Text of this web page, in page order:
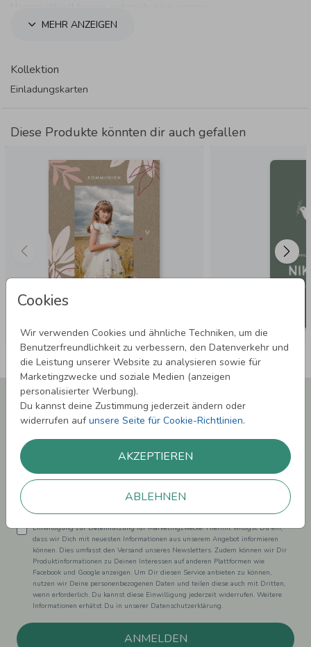
Cookies
Wir verwenden Cookies und ähnliche Techniken, um die
Benutzerfreundlichkeit zu verbessern, den Datenverkehr und
die Leistung unserer Website zu analysieren sowie für
Marketingzwecke und soziale Medien (anzeigen
personalisierter Werbung).
Du kannst deine Zustimmung jederzeit ändern oder
widerrufen aufunsere Seite für Cookie-Richtlinien.
AKZEPTIEREN
ABLEHNEN
Textveredelungen verwendest.
MEHR ANZEIGEN
Kollektion
Einladungskarten
Diese Produkte könnten dir auch gefallen
Newsletter abonnieren und 5,00 € Rabatt**
sichern!
Laufenden.
Einwilligung zur Datennutzung für Marketingzwecke: Hiermit willigst Du ein,
dass wir Dich mit neuesten Informationen aus unserem Angebot informieren
können. Dies umfasst den Versand unseres Newsletters. Zudem können wir Dir
Produktinformationen zu Deinen Interessen auf anderen Plattformen wie
Facebook und Google anzeigen. Um Dir diesen Service anbieten zu können,
nutzen wir Deine personenbezogenen Daten und teilen diese auch mit Dritten,
wenn erforderlich. Du kannst diese Einwilligung jederzeit widerrufen. Weitere
Informationen erhätst Du in unserer Datenschutzerklärung.
ANMELDEN